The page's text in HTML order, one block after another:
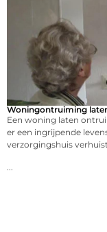
Woningontruiming
Een woning laten
er een ingrijpende
verzorgingshuis